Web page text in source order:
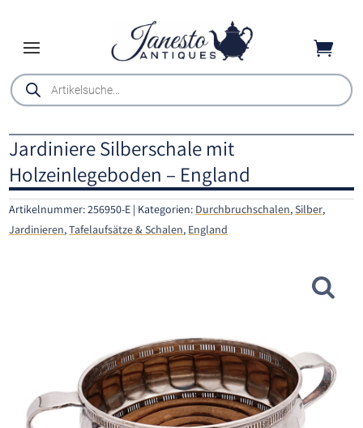

Products
search
Jardiniere Silberschale mit
Holzeinlegeboden – England
Artikelnummer:256950-E Kategorien: Durchbruchschalen,Silber,
Jardinieren,Tafelaufsätze & Schalen, England